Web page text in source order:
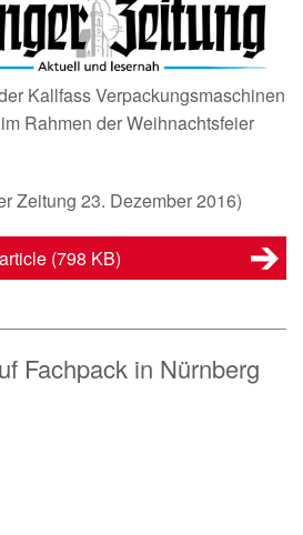
Kallfass Verpackungsmaschinen
Rahmen der Weihnachtsfeier
Zeitung 23. Dezember 2016)
(798 KB)
Fachpack in Nürnberg